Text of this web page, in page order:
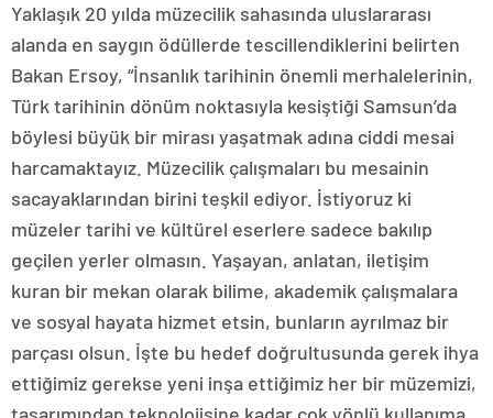
Yaklaşık 20 yılda müzecilik sahasında uluslararası
alanda en saygın ödüllerde tescillendiklerini belirten
Bakan Ersoy, “İnsanlık tarihinin önemli merhalelerinin,
Türk tarihinin dönüm noktasıyla kesiştiği Samsun’da
böylesi büyük bir mirası yaşatmak adına ciddi mesai
harcamaktayız. Müzecilik çalışmaları bu mesainin
sacayaklarından birini teşkil ediyor. İstiyoruz ki
müzeler tarihi ve kültürel eserlere sadece bakılıp
geçilen yerler olmasın. Yaşayan, anlatan, iletişim
kuran bir mekan olarak bilime, akademik çalışmalara
ve sosyal hayata hizmet etsin, bunların ayrılmaz bir
parçası olsun. İşte bu hedef doğrultusunda gerek ihya
ettiğimiz gerekse yeni inşa ettiğimiz her bir müzemizi,